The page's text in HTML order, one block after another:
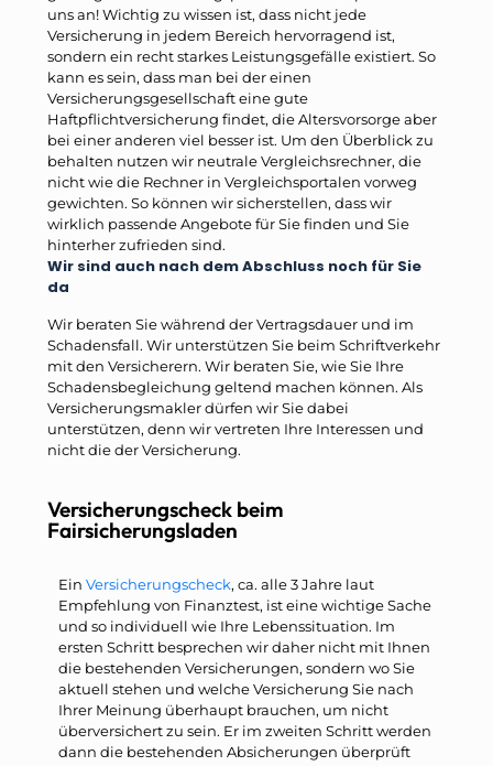
uns an! Wichtig zu wissen ist, dass nicht jede
Versicherung in jedem Bereich hervorragend ist,
sondern ein recht starkes Leistungsgefälle existiert. So
kann es sein, dass man bei der einen
Versicherungsgesellschaft eine gute
Haftpflichtversicherung findet, die Altersvorsorge aber
bei einer anderen viel besser ist. Um den Überblick zu
behalten nutzen wir neutrale Vergleichsrechner, die
nicht wie die Rechner in Vergleichsportalen vorweg
gewichten. So können wir sicherstellen, dass wir
wirklich passende Angebote für Sie finden und Sie
hinterher zufrieden sind.
Wir sind auch nach dem Abschluss noch für Sie
da
Wir beraten Sie während der Vertragsdauer und im
Schadensfall. Wir unterstützen Sie beim Schriftverkehr
mit den Versicherern. Wir beraten Sie, wie Sie Ihre
Schadensbegleichung geltend machen können. Als
Versicherungsmakler dürfen wir Sie dabei
unterstützen, denn wir vertreten Ihre Interessen und
nicht die der Versicherung.
Versicherungscheck beim
Fairsicherungsladen
Ein Versicherungscheck, ca. alle 3 Jahre laut
Empfehlung von Finanztest, ist eine wichtige Sache
und so individuell wie Ihre Lebenssituation. Im
ersten Schritt besprechen wir daher nicht mit Ihnen
die bestehenden Versicherungen, sondern wo Sie
aktuell stehen und welche Versicherung Sie nach
Ihrer Meinung überhaupt brauchen, um nicht
überversichert zu sein. Er im zweiten Schritt werden
dann die bestehenden Absicherungen überprüft